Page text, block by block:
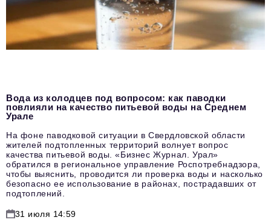
Вода из колодцев под вопросом: как паводки
повлияли на качество питьевой воды на Среднем
Урале
На фоне паводковой ситуации в Свердловской области
жителей подтопленных территорий волнует вопрос
качества питьевой воды. «Бизнес Журнал. Урал»
обратился в региональное управление Роспотребнадзора,
чтобы выяснить, проводится ли проверка воды и насколько
безопасно ее использование в районах, пострадавших от
подтоплений.
31 июля 14:59